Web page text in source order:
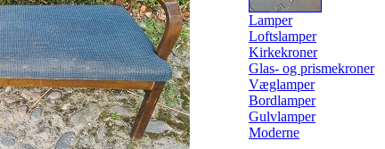
Lamper
Loftslamper
Kirkekroner
Glas- og prismekroner
Væglamper
Bordlamper
Gulvlamper
Moderne